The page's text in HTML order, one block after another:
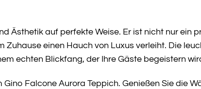
Ästhetik auf perfekte Weise. Er ist nicht nur ein
einen Hauch von Luxus verleiht. Die
echten Blickfang, der Ihre Gäste begeistern
Falcone Aurora Teppich. Genießen Sie die